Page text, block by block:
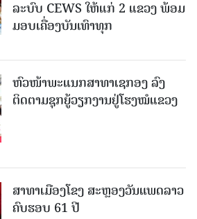
ລະບົບ CEWS ໃຫ້ແກ່ 2 ແຂວງ ພ້ອມ
ມອບເຄື່ອງບັນເທົາທຸກ
ຫົວໜ້າພະແນກສາທາເຊກອງ ລົງ
ຕິດຕາມຊຸກຍູ້ວຽກງານຢູ່ໂຮງໝໍແຂວງ
ສາທາເມືອງໂຂງ ສະຫຼອງວັນແພດລາວ
ຄົບຮອບ 61 ປີ